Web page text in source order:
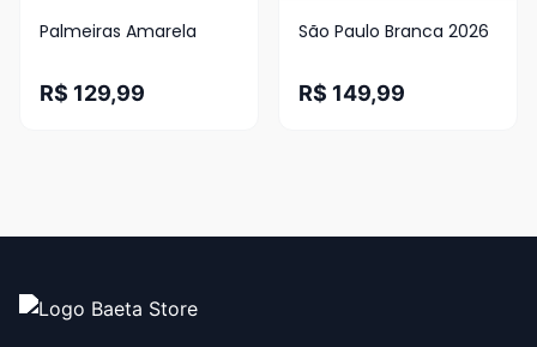
Palmeiras Amarela
R$ 129,99
São Paulo Branca 2026
R$ 149,99